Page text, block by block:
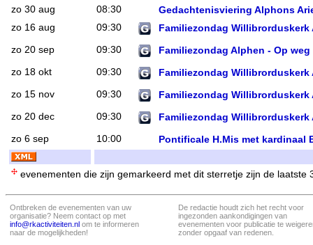
zo 30 aug 08:30 Gedachtenisviering Alphons
zo 16 aug 09:30 Familiezondag Willibrorduskerk
zo 20 sep 09:30 Familiezondag Alphen - Op weg
zo 18 okt 09:30 Familiezondag Willibrorduskerk
zo 15 nov 09:30 Familiezondag Willibrorduskerk
zo 20 dec 09:30 Familiezondag Willibrorduskerk
zo 6 sep 10:00 Pontificale H.Mis met kardinaal
evenementen die zijn gemarkeerd met dit sterretje zijn de laatste
Ontbreken de evenementen van uw
organisatie? Neem contact op met
info@rkactiviteiten.nl om te informeren
naar de mogelijkheden!
De redactie houdt zich het recht voor
ingezonden aankondigingen van
evenementen voor publicatie te
zonder opgaaf van redenen.